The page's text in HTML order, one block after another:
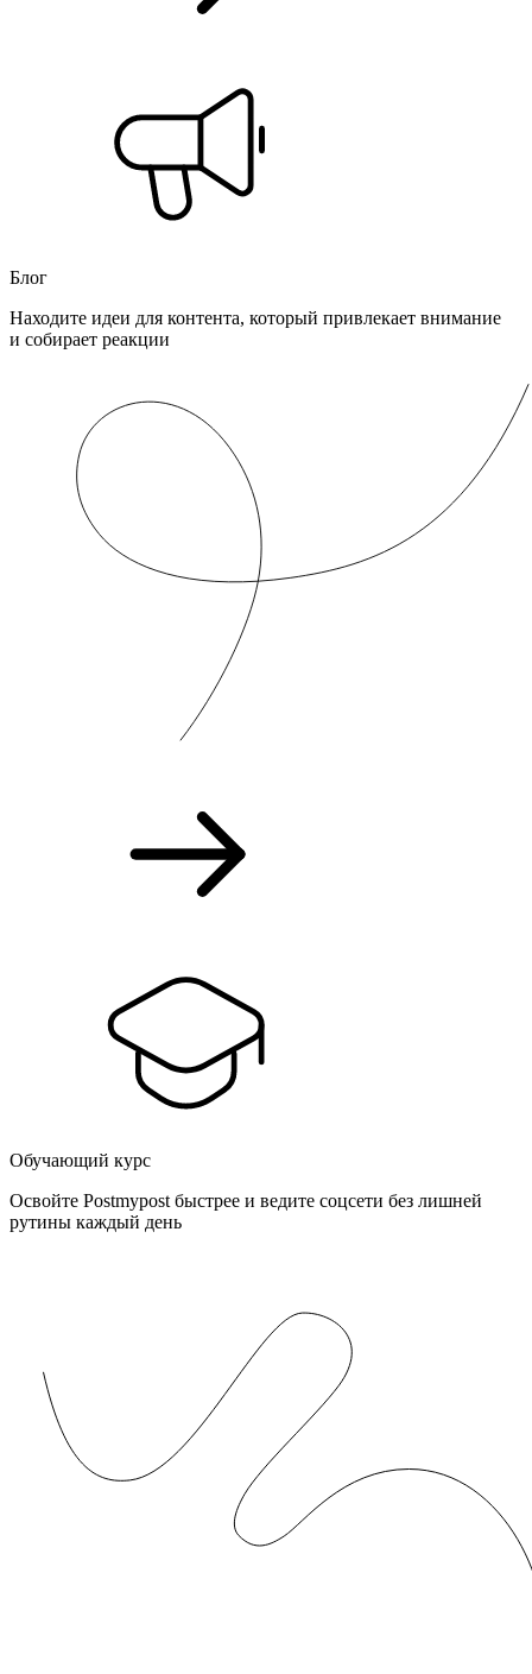
Блог
Находите идеи для контента, который привлекает внимание
и собирает реакции
Обучающий курс
Освойте Postmypost быстрее и ведите соцсети без лишней
рутины каждый день